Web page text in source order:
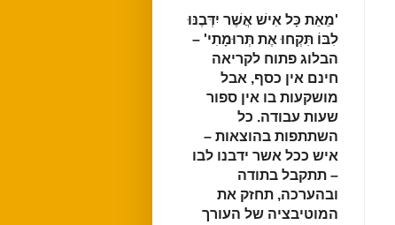
‏'מֵאֵת כָּל אִישׁ אֲשֶׁר יִדְּבֶנּוּ
לִבּוֹ תִּקְחוּ אֶת תְּרוּמָתִי' – ‏
הבלוג פתוח לקריאה
חינם אין כסף, אבל
מושקעות בו אין ספור
שעות עבודה. כל
השתתפות בהוצאות –
איש ככל אשר ידבנו לבו
– תתקבל בתודה
ובהערכה, תחזק את
המוטיבציה של העורך